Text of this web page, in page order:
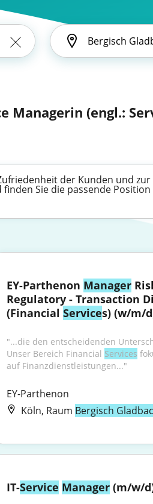
Managerin (engl.:
der Kunden und
Sie die passende
EY-Parthenon Manager
Regulatory - Transaction
(Financial Services) (w/m/
"...die den entscheidenden
Unser Bereich Financial Services
auf Finanzdienstleistungen..."
EY-Parthenon
Köln, Raum Bergisch
IT-Service Manager (m/w/